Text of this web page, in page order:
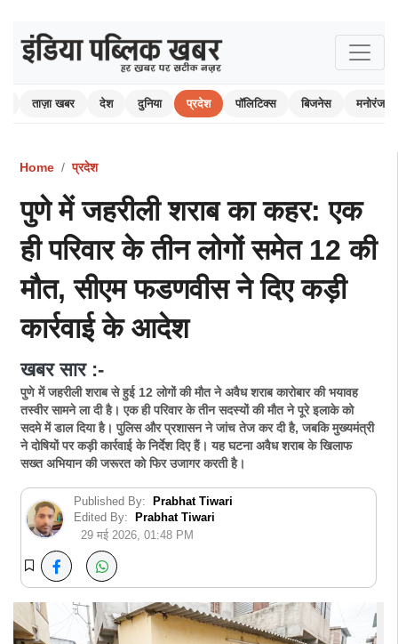
ताज़ा खबर देश दुनिया प्रदेश पॉलिटिक्स बिजनेस मनोरंजन
Home प्रदेश
पुणे में जहरीली शराब का कहर: एक
ही परिवार के तीन लोगों समेत 12 की
मौत, सीएम फडणवीस ने दिए कड़ी
कार्रवाई के आदेश
खबर सार :-
पुणे में जहरीली शराब से हुई 12 लोगों की मौत ने अवैध शराब कारोबार की भयावह
तस्वीर सामने ला दी है। एक ही परिवार के तीन सदस्यों की मौत ने पूरे इलाके को
सदमे में डाल दिया है। पुलिस और प्रशासन ने जांच तेज कर दी है, जबकि मुख्यमंत्री
ने दोषियों पर कड़ी कार्रवाई के निर्देश दिए हैं। यह घटना अवैध शराब के खिलाफ
सख्त अभियान की जरूरत को फिर उजागर करती है।
Published By:
Prabhat Tiwari
Edited By:
Prabhat Tiwari
29 मई 2026, 01:48 PM